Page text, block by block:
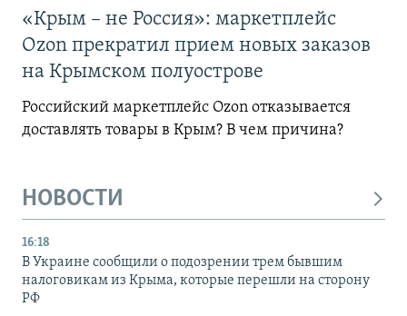
«Крым – не Россия»: маркетплейс
Ozon прекратил прием новых заказов
на Крымском полуострове
Российский маркетплейс Ozon отказывается
доставлять товары в Крым? В чем причина?
НОВОСТИ
16:18
В Украине сообщили о подозрении трем бывшим
налоговикам из Крыма, которые перешли на сторону
РФ